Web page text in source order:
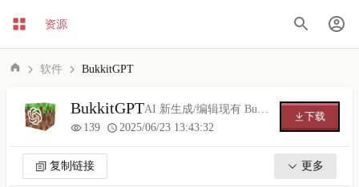
资源
软件 BukkitGPT
BukkitGPT
AI 新生成/编辑现有 Bukkit 服务器插件 开源免费
139
2025/06/23 13:43:32
下载
复制链接 更多